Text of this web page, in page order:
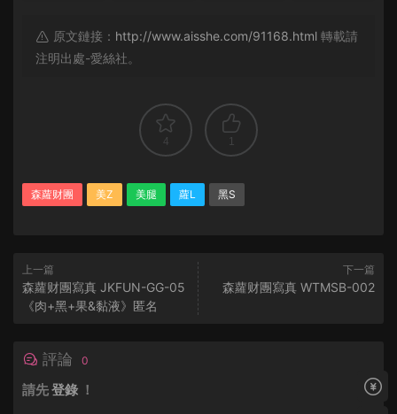
原文鏈接： http://www.aisshe.com/91168.html 轉載請
注明出處-愛絲社。
4 1
森蘿财團 美Z 美腿 蘿L 黑S
上一篇
森蘿财團寫真 JKFUN-GG-05
《肉+黑+果&黏液》匿名
下一篇
森蘿财團寫真 WTMSB-002
評論 0
請先登錄 ！